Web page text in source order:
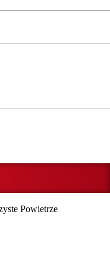
Powietrze